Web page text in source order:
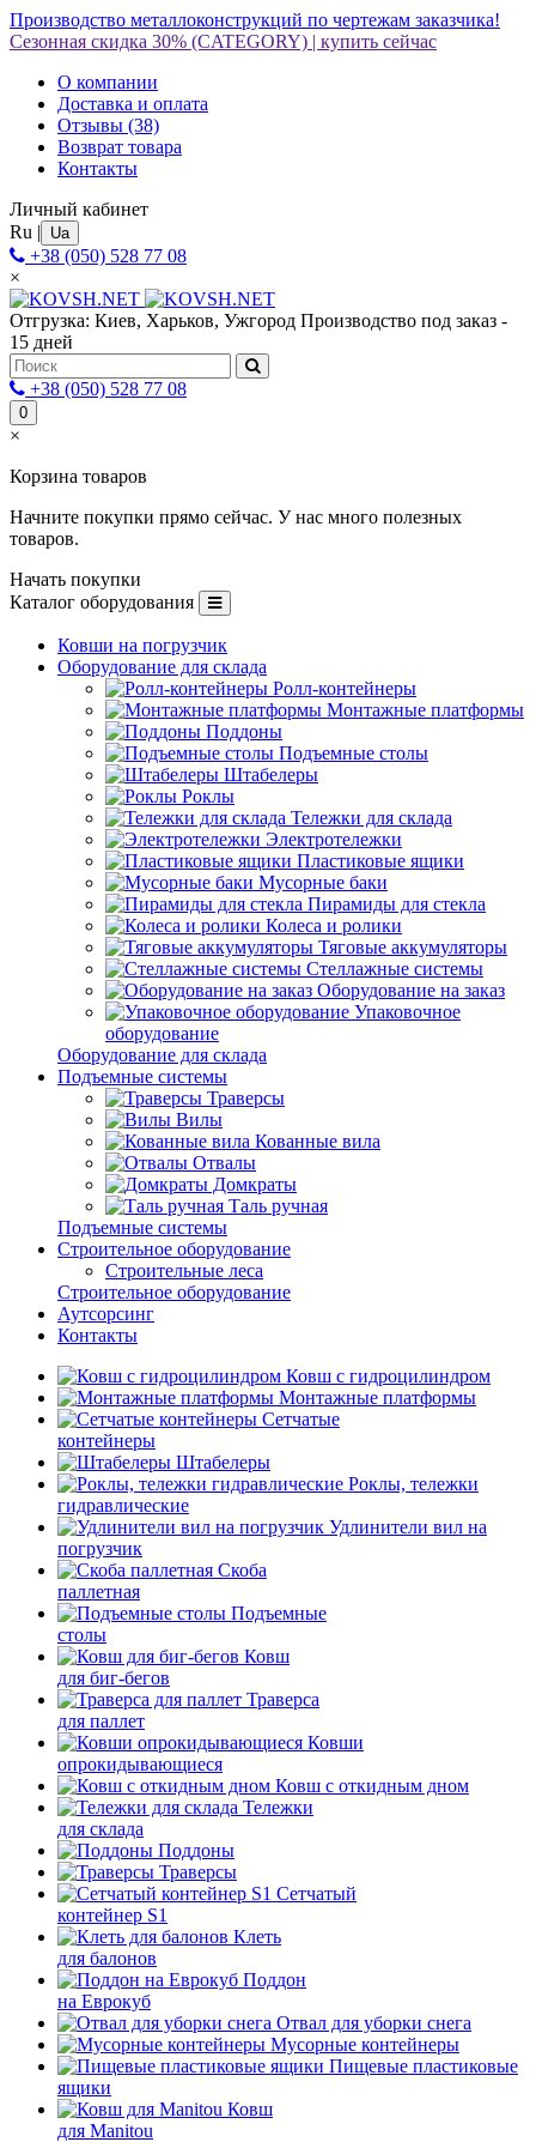
Производство металлоконструкций по чертежам заказчика!
Сезонная скидка 30% (CATEGORY) | купить сейчас
О компании
Доставка и оплата
Отзывы (38)
Возврат товара
Контакты
Личный кабинет
Ru | Ua
+38 (050) 528 77 08
×
Отгрузка: Киев, Харьков, Ужгород Производство под заказ -
15 дней
+38 (050) 528 77 08
0
×
Корзина товаров
Начните покупки прямо сейчас. У нас много полезных
товаров.
Начать покупки
Каталог оборудования
Ковши на погрузчик
Оборудование для склада
Ролл-контейнеры
Монтажные платформы
Поддоны
Подъемные столы
Штабелеры
Роклы
Тележки для склада
Электротележки
Пластиковые ящики
Мусорные баки
Пирамиды для стекла
Колеса и ролики
Тяговые аккумуляторы
Стеллажные системы
Оборудование на заказ
Упаковочное
оборудование
Оборудование для склада
Подъемные системы
Траверсы
Вилы
Кованные вила
Отвалы
Домкраты
Таль ручная
Подъемные системы
Строительное оборудование
Строительные леса
Строительное оборудование
Аутсорсинг
Контакты
Ковш с гидроцилиндром
Монтажные платформы
Сетчатые
контейнеры
Штабелеры
Роклы, тележки
гидравлические
Удлинители вил на
погрузчик
Скоба
паллетная
Подъемные
столы
Ковш
для биг-бегов
Траверса
для паллет
Ковши
опрокидывающиеся
Ковш с откидным дном
Тележки
для склада
Поддоны
Траверсы
Сетчатый
контейнер S1
Клеть
для балонов
Поддон
на Еврокуб
Отвал для уборки снега
Мусорные контейнеры
Пищевые пластиковые
ящики
Ковш
для Manitou